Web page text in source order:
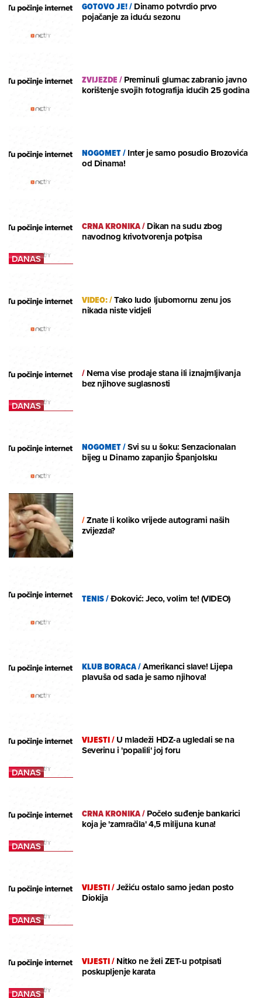
GOTOVO JE!/Dinamo potvrdio prvo
pojačanje za iduću sezonu
ZVIJEZDE/Preminuli glumac zabranio javno
korištenje svojih fotografija idućih 25 godina
NOGOMET/Inter je samo posudio Brozovića
od Dinama!
CRNA KRONIKA/Dikan na sudu zbog
navodnog krivotvorenja potpisa
VIDEO:/Tako ludo ljubomornu zenu jos
nikada niste vidjeli
/Nema vise prodaje stana ili iznajmljivanja
bez njihove suglasnosti
NOGOMET/Svi su u šoku: Senzacionalan
bijeg u Dinamo zapanjio Španjolsku
/Znate li koliko vrijede autogrami naših
zvijezda?
TENIS/Đoković: Jeco, volim te! (VIDEO)
KLUB BORACA/Amerikanci slave! Lijepa
plavuša od sada je samo njihova!
VIJESTI/U mladeži HDZ-a ugledali se na
Severinu i 'popalili' joj foru
CRNA KRONIKA/Počelo suđenje bankarici
koja je 'zamračila' 4,5 milijuna kuna!
VIJESTI/Ježiću ostalo samo jedan posto
Diokija
VIJESTI/Nitko ne želi ZET-u potpisati
poskupljenje karata